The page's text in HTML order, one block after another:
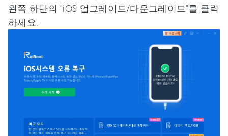
왼쪽 하단의 "iOS 업그레이드/다운그레이드"를 클릭
하세요.